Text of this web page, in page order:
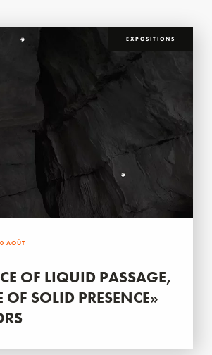
EXPOSITIONS
AOÛT
OF LIQUID PASSAGE,
OF SOLID PRESENCE»